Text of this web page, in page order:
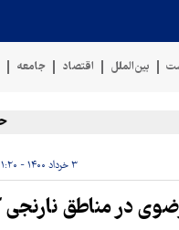
بین‌الملل اقتصاد جامعه
۳ خرداد ۱۴۰۰ - ۱۱:۲۰
در مناطق نارنجی